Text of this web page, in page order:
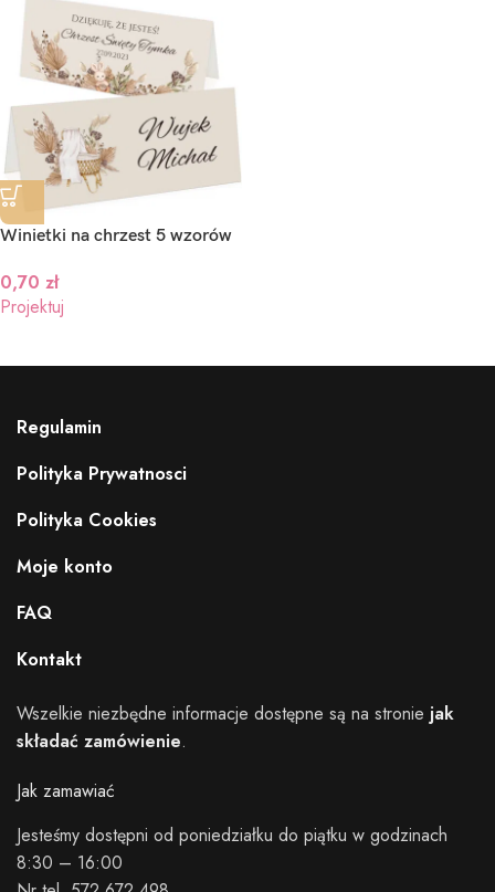
Winietki na chrzest 5 wzorów
0,70 zł
Projektuj
Regulamin
Polityka Prywatnosci
Polityka Cookies
Moje konto
FAQ
Kontakt
Wszelkie niezbędne informacje dostępne są na stronie jak
składać zamówienie.
Jak zamawiać
Jesteśmy dostępni od poniedziałku do piątku w godzinach
8:30 – 16:00